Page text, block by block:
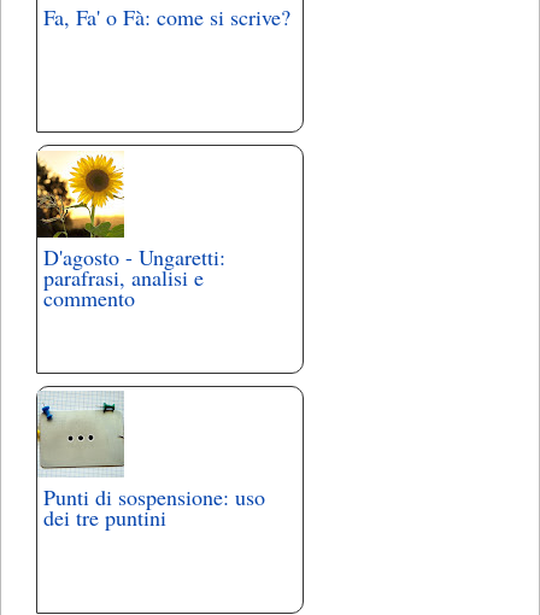
Fa, Fa' o Fà: come si scrive?
D'agosto - Ungaretti:
parafrasi, analisi e
commento
Punti di sospensione: uso
dei tre puntini